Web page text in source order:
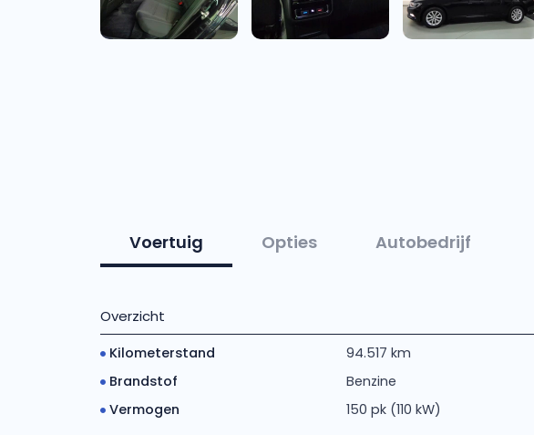
Voertuig Opties Autobedrijf
Overzicht
Kilometerstand 94.517 km
Brandstof
Benzine
Vermogen
150 pk (110 kW)